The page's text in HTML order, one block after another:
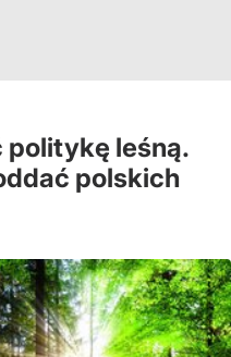
politykę leśną.
polskich